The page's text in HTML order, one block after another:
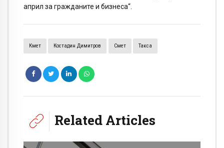
април за гражданите и бизнеса“.
Кмет Костадин Димитров Смет Такса
Related Articles